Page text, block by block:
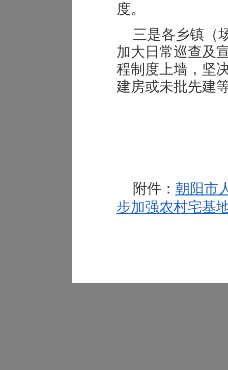
度。
三是各乡镇（
加大日常巡查及
程制度上墙，坚
建房或未批先建
附件： 朝阳市
步加强农村宅基